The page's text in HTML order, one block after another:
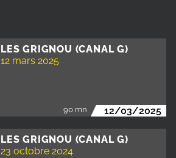
LES GRIGNOU (CANAL G)
12 mars 2025
90 mn 12/03/2025
LES GRIGNOU (CANAL G)
23 octobre 2024